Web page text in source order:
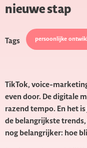
nieuwe stap
Tags persoonlijke
TikTok, voice-
even door. De digitale
razend tempo. En het
de belangrijkste
nog belangrijker: hoe